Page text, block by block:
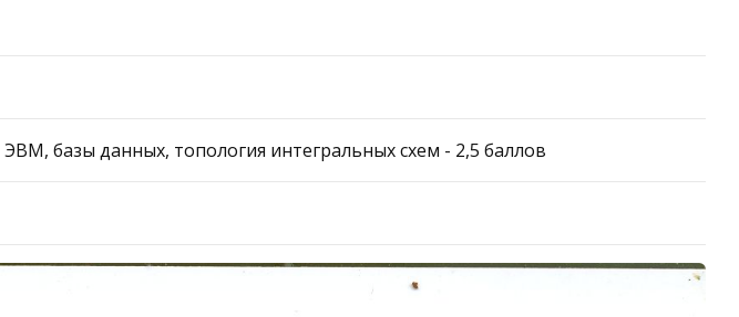
базы данных, топология интегральных схем - 2,5 баллов